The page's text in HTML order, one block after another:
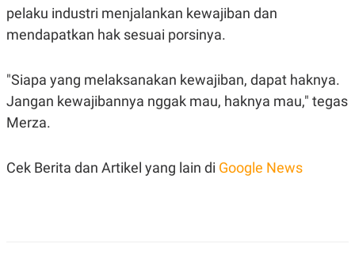
pelaku industri menjalankan kewajiban dan
mendapatkan hak sesuai porsinya.
"Siapa yang melaksanakan kewajiban, dapat haknya.
Jangan kewajibannya nggak mau, haknya mau," tegas
Merza.
Cek Berita dan Artikel yang lain di Google News